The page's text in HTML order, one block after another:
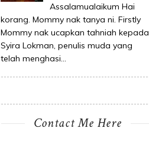
Assalamualaikum Hai
korang. Mommy nak tanya ni. Firstly
Mommy nak ucapkan tahniah kepada
Syira Lokman, penulis muda yang
telah menghasi...
Contact Me Here